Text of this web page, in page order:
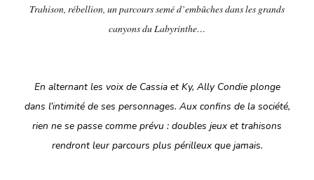
Trahison, rébellion, un parcours semé d’embûches dans les grands
canyons du Labyrinthe…
En alternant les voix de Cassia et Ky, Ally Condie plonge
dans l’intimité de ses personnages. Aux confins de la société,
rien ne se passe comme prévu : doubles jeux et trahisons
rendront leur parcours plus périlleux que jamais.